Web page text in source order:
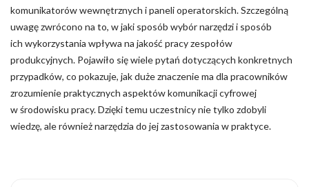
komunikatorów wewnętrznych i paneli operatorskich. Szczególną
uwagę zwrócono na to, w jaki sposób wybór narzędzi i sposób
ich wykorzystania wpływa na jakość pracy zespołów
produkcyjnych. Pojawiło się wiele pytań dotyczących konkretnych
przypadków, co pokazuje, jak duże znaczenie ma dla pracowników
zrozumienie praktycznych aspektów komunikacji cyfrowej
w środowisku pracy. Dzięki temu uczestnicy nie tylko zdobyli
wiedzę, ale również narzędzia do jej zastosowania w praktyce.